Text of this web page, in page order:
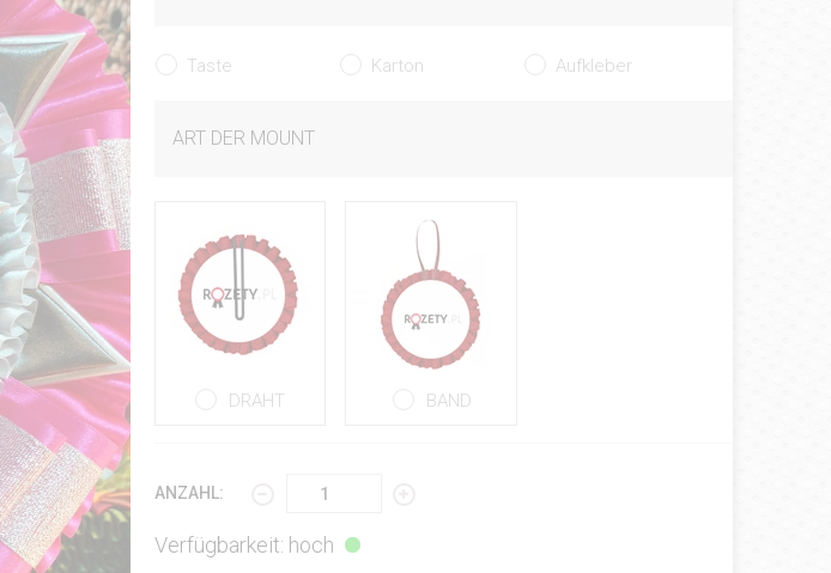
Taste Karton Aufkleber
ART DER MOUNT
DRAHT BAND
ANZAHL:
Verfügbarkeit: hoch